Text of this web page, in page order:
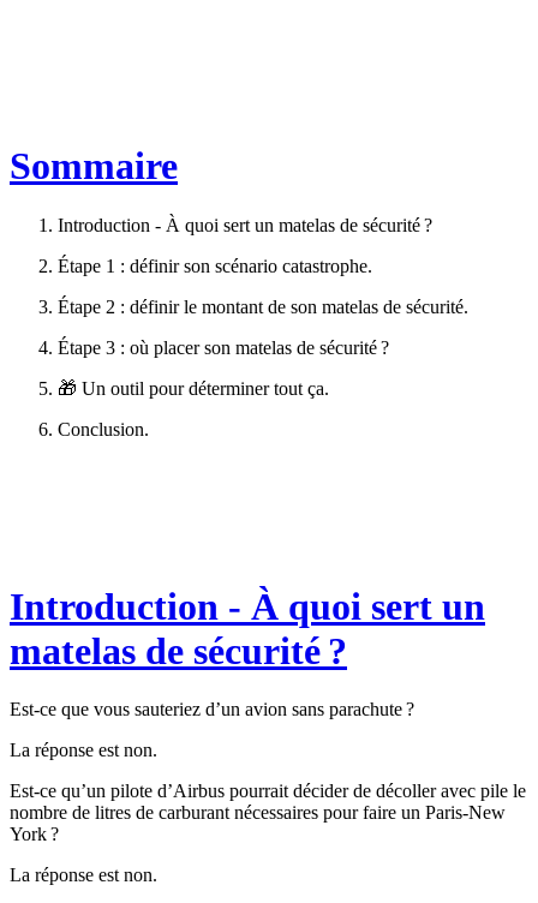
Sommaire
Introduction - À quoi sert un matelas de sécurité ?
Étape 1 : définir son scénario catastrophe.
Étape 2 : définir le montant de son matelas de sécurité.
Étape 3 : où placer son matelas de sécurité ?
🎁 Un outil pour déterminer tout ça.
Conclusion.
Introduction - À quoi sert un
matelas de sécurité ?
Est-ce que vous sauteriez d’un avion sans parachute ?
La réponse est non.
Est-ce qu’un pilote d’Airbus pourrait décider de décoller avec pile le
nombre de litres de carburant nécessaires pour faire un Paris-New
York ?
La réponse est non.